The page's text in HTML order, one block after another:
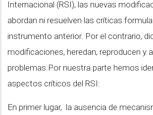
Internacional (RSI), las nuevas
abordan ni resuelven las críticas
instrumento anterior. Por el contrario,
modificaciones, heredan, reproducen y
problemas.Por nuestra parte hemos
aspectos críticos del RSI:
En primer lugar, la ausencia de